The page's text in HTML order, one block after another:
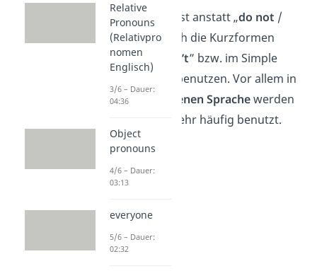
Tipp: Du kannst anstatt „do not /
does not” auch die Kurzformen
don’t/ doesn’t” bzw. im Simple
“ benutzen. Vor allem in
dergesprochenen Sprachewerden
Kurzformen sehr häufig benutzt.
Relative
Pronouns
(Relativpro
nomen
Englisch)
3/6 – Dauer:
04:36
Object
pronouns
4/6 – Dauer:
03:13
everyone
5/6 – Dauer:
02:32